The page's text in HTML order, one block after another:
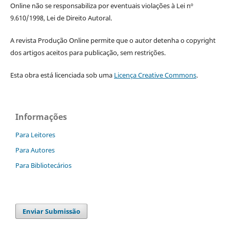
Online não se responsabiliza por eventuais violações à Lei nº
9.610/1998, Lei de Direito Autoral.
A revista Produção Online permite que o autor detenha o copyright
dos artigos aceitos para publicação, sem restrições.
Esta obra está licenciada sob uma Licença Creative Commons.
Informações
Para Leitores
Para Autores
Para Bibliotecários
Enviar Submissão